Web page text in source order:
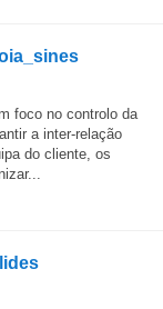
foco no controlo da
a inter-relação
do cliente, os